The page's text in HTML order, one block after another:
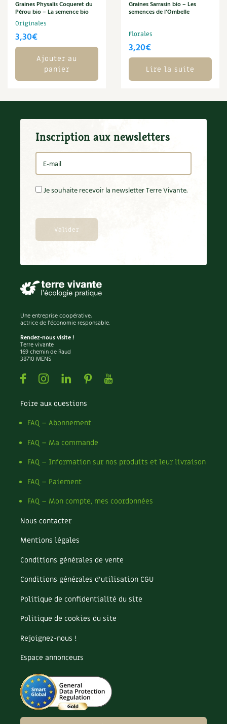
BD : La folle histoire des plantes
Graines Physalis Coqueret du
Pérou bio – La semence bio
Originales
3,30€
Ajouter au
panier
Graines Sarrasin bio – Les
semences de l’Ombelle
Florales
3,20€
Lire la suite
Inscription aux newsletters
Je souhaite recevoir la newsletter Terre Vivante.
Une entreprise coopérative,
actrice de l'économie responsable.
Rendez-nous visite !
Terre vivante
169 chemin de Raud
38710 MENS
FacebookInstagramLinkedin
PinterestYoutube
Foire aux questions
FAQ – Abonnement
FAQ – Ma commande
FAQ – Information sur nos produits et leur livraison
FAQ – Paiement
FAQ – Mon compte, mes coordonnées
Nous contacter
Mentions légales
Conditions générales de vente
Conditions générales d’utilisation CGU
Politique de confidentialité du site
Politique de cookies du site
Rejoignez-nous !
Espace annonceurs